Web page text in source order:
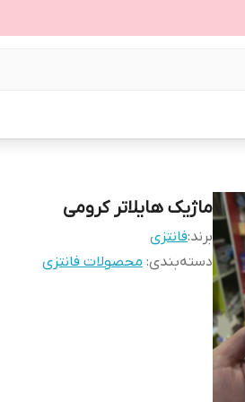
ماژیک هایلاتر کرومی
برند:فانتزی
دسته‌بندی: محصولات فانتزی